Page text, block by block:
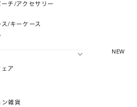
ーチ/アクセサリー
/キーケース
ア
ン雑貨
NEW